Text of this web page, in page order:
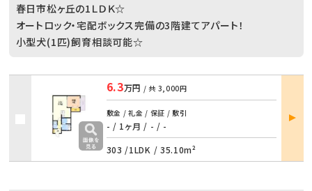
春日市松ヶ丘の1ＬＤＫ☆
オートロック・宅配ボックス完備の3階建てアパート！
小型犬(1匹)飼育相談可能☆
6.3万円 / 共 3,000円
敷金 / 礼金 / 保証 / 敷引
- / 1ヶ月 / - / -
303 /1LDK / 35.10m²
部屋
詳細